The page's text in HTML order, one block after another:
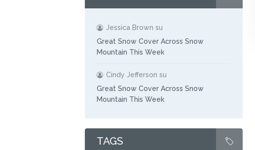
Jessica Brown su
Great Snow Cover Across Snow
Mountain This Week
Cindy Jefferson su
Great Snow Cover Across Snow
Mountain This Week
TAGS